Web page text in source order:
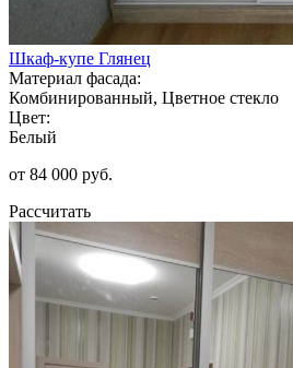
Шкаф-купе Глянец
Материал фасада:
Комбинированный, Цветное стекло
Цвет:
Белый
от 84 000 руб.
Рассчитать